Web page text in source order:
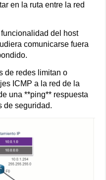
en la ruta entre la red
del host
comunicarse fuera
de redes limitan o
ICMP a la red de la
una **ping** respuesta
de seguridad.